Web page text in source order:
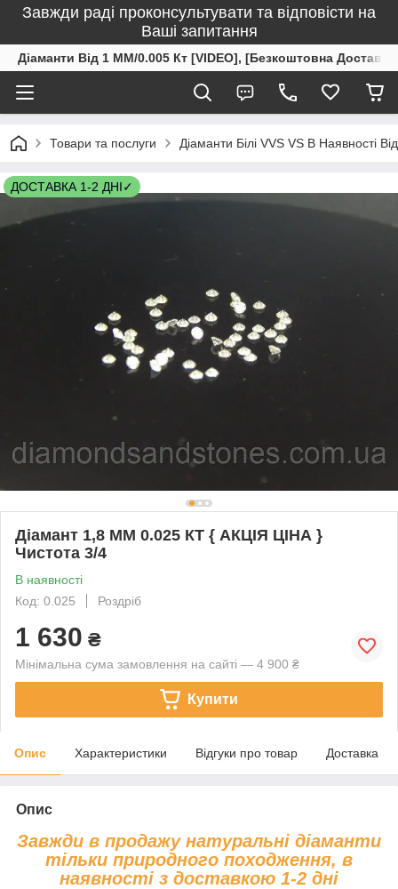
Завжди раді проконсультувати та відповісти на
Ваші запитання
Діаманти Від 1 ММ/0.005 Кт [VIDEO], [Безкоштовна
Товари та послуги Діаманти Білі VVS VS В Наявності
ДОСТАВКА 1-2 ДНІ✓
Діамант 1,8 ММ 0.025 КТ { АКЦІЯ ЦІНА }
Чистота 3/4
В наявності
Код: 0.025
Роздріб
1 630 ₴
Мінімальна сума замовлення на сайті — 4 900 ₴
Купити
Опис Характеристики Відгуки про товар Доставка
Опис
Завжди в продажу натуральні діаманти
тільки природного походження, в
наявності з доставкою 1-2 дні